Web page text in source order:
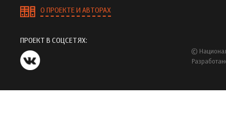
О ПРОЕКТЕ И АВТОРАХ
ПРОЕКТ В СОЦСЕТЯХ:
©